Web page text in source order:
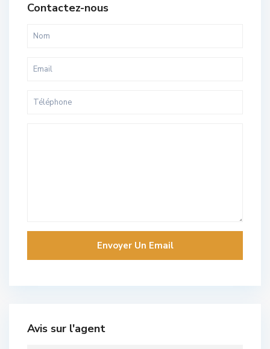
Contactez-nous
Avis sur l'agent